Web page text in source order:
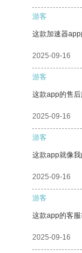
游客
这款加速器app
2025-09-16
游客
这款app的售后
2025-09-16
游客
这款app就像我
2025-09-16
游客
这款app的客服
2025-09-16